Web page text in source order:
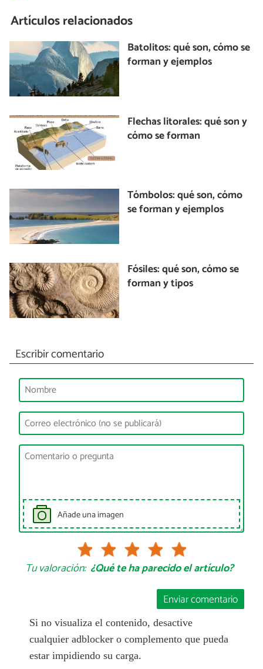
Artículos relacionados
Batolitos: qué son, cómo se
forman y ejemplos
Flechas litorales: qué son y
cómo se forman
Tómbolos: qué son, cómo
se forman y ejemplos
Fósiles: qué son, cómo se
forman y tipos
Escribir comentario
Añade una imagen
Tu valoración: ¿Qué te ha parecido el artículo?
Enviar comentario
Si no visualiza el contenido, desactive
cualquier adblocker o complemento que pueda
estar impidiendo su carga.